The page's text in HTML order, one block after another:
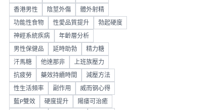
香港男性 陰莖外傷 體外射精
功能性食物 性愛品質提升 勃起硬度
神經系統疾病 年齡層分析
男性保健品 延時助勃 精力糖
汗馬糖 他達那非 上班族壓力
抗疲勞 藥效持續時間 減壓方法
性生活頻率 副作用 威而钢心得
藍P雙效 硬度提升 陽痿可治癒